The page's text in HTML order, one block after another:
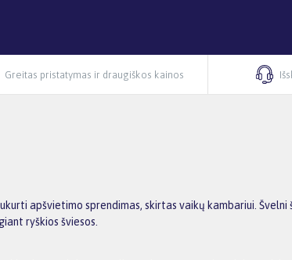
Greitas pristatymas ir draugiškos kainos
apšvietimo sprendimas, skirtas vaikų kambariui.
ryškios šviesos.